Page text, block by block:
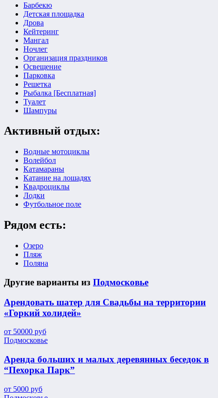
Барбекю
Детская площадка
Дрова
Кейтеринг
Мангал
Ночлег
Организация праздников
Освещение
Парковка
Решетка
Рыбалка [Бесплатная]
Туалет
Шампуры
Активный отдых:
Водные мотоциклы
Волейбол
Катамараны
Катание на лошадях
Квадроциклы
Лодки
Футбольное поле
Рядом есть:
Озеро
Пляж
Поляна
Другие варианты из Подмосковье
Арендовать шатер для Свадьбы на территории
«Горкий холидей»
от 50000 руб
Подмосковье
Аренда больших и малых деревянных беседок в
“Пехорка Парк”
от 5000 руб